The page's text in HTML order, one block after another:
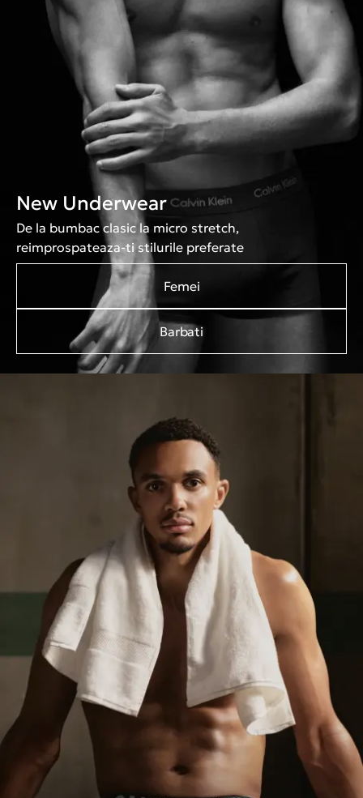
New Underwear
De la bumbac clasic la micro stretch,
reimprospateaza-ti stilurile preferate
Femei
Barbati